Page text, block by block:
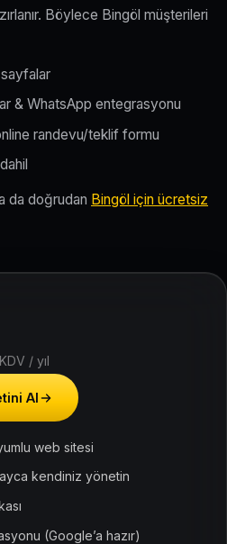
Böylece Bingöl müşterileri
sayfalar
& WhatsApp entegrasyonu
randevu/teklif formu
da doğrudan Bingöl için ücretsiz
/ yıl
Al
web sitesi
kendiniz yönetin
(Google’a hazır)